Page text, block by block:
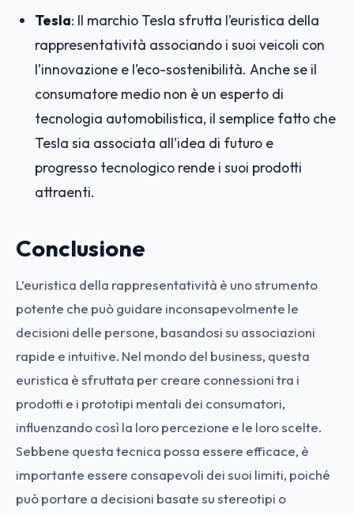
Tesla: Il marchio Tesla sfrutta l’euristica della
rappresentatività associando i suoi veicoli con
l’innovazione e l’eco-sostenibilità. Anche se il
consumatore medio non è un esperto di
tecnologia automobilistica, il semplice fatto che
Tesla sia associata all’idea di futuro e
progresso tecnologico rende i suoi prodotti
attraenti.
Conclusione
L’euristica della rappresentatività è uno strumento
potente che può guidare inconsapevolmente le
decisioni delle persone, basandosi su associazioni
rapide e intuitive. Nel mondo del business, questa
euristica è sfruttata per creare connessioni tra i
prodotti e i prototipi mentali dei consumatori,
influenzando così la loro percezione e le loro scelte.
Sebbene questa tecnica possa essere efficace, è
importante essere consapevoli dei suoi limiti, poiché
può portare a decisioni basate su stereotipi o